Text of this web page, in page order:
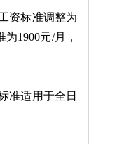
资标准调整为
1900元/月，
准适用于全日